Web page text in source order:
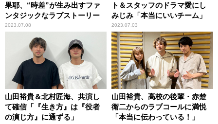
果耶、“時差”が生み出すファ
ンタジックなラブストーリー
2023.07.08
ト＆スタッフのドラマ愛にし
みじみ「本当にいいチーム」
2023.07.03
山田裕貴＆北村匠海、共演し
て確信「『生き方』は『役者
の演じ方』に通ずる」
山田裕貴、高校の後輩・赤楚
衛二からのラブコールに満悦
「本当に伝わっている！」